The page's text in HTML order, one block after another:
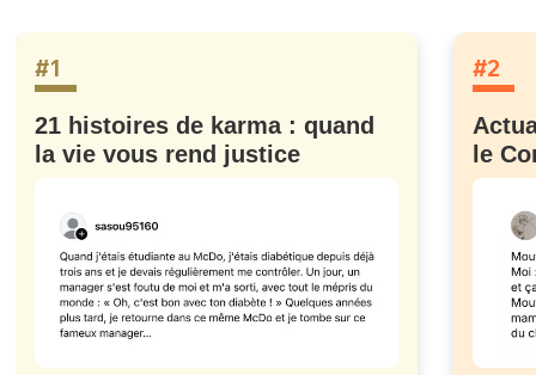
#1
21 histoires de karma : quand
la vie vous rend justice
#2
le